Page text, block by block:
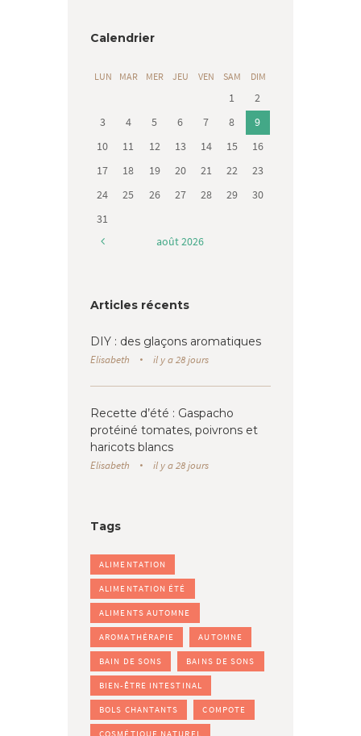
Calendrier
LUN MAR MER JEU VEN SAM DIM
1
2
3
4 5 6 7 8
9
10
11 12 13 14 15
16
17
18 19 20 21 22
23
24
25 26 27 28 29
30
31
août2026
Articles récents
DIY : des glaçons aromatiques
Elisabeth il y a 28 jours
Recette d’été : Gaspacho
protéiné tomates, poivrons et
haricots blancs
Elisabeth il y a 28 jours
Tags
ALIMENTATION
ALIMENTATION ÉTÉ
ALIMENTS AUTOMNE
AROMATHÉRAPIE AUTOMNE
BAIN DE SONS BAINS DE SONS
BIEN-ÊTRE INTESTINAL
BOLS CHANTANTS COMPOTE
COSMÉTIQUE NATUREL